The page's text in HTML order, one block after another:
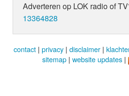
Adverteren op LOK radio of
13364828
contact | privacy | disclaimer |
sitemap | website updates |